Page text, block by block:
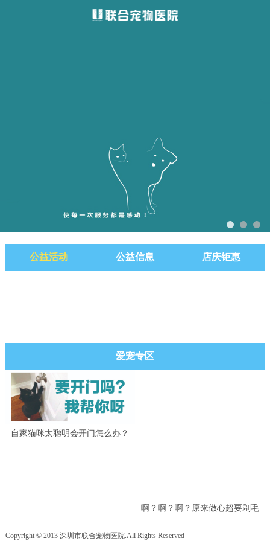
公益活动 公益信息 店庆钜惠
爱宠专区
自家猫咪太聪明会开门怎么办？
啊？啊？啊？原来做心超要剃毛
Copyright © 2013 深圳市联合宠物医院.All Rights Reserved